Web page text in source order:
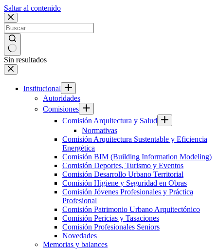
Saltar al contenido
Sin resultados
Institucional
Autoridades
Comisiones
Comisión Arquitectura y Salud
Normativas
Comisión Arquitectura Sustentable y Eficiencia
Energética
Comisión BIM (Building Information Modeling)
Comisión Deportes, Turismo y Eventos
Comisión Desarrollo Urbano Territorial
Comisión Higiene y Seguridad en Obras
Comisión Jóvenes Profesionales y Práctica
Profesional
Comisión Patrimonio Urbano Arquitectónico
Comisión Pericias y Tasaciones
Comisión Profesionales Seniors
Novedades
Memorias y balances